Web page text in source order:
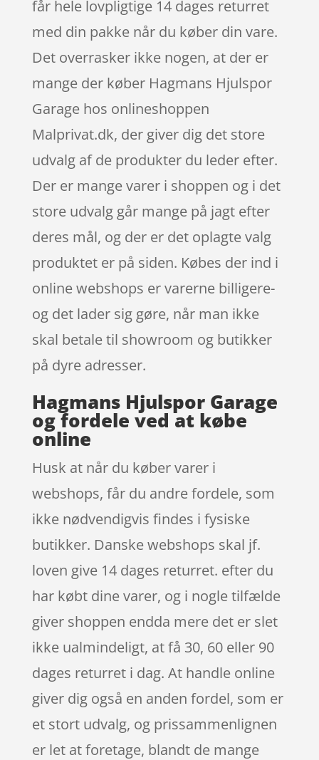
får hele lovpligtige 14 dages returret
med din pakke når du køber din vare.
Det overrasker ikke nogen, at der er
mange der køber Hagmans Hjulspor
Garage hos onlineshoppen
Malprivat.dk, der giver dig det store
udvalg af de produkter du leder efter.
Der er mange varer i shoppen og i det
store udvalg går mange på jagt efter
deres mål, og der er det oplagte valg
produktet er på siden. Købes der ind i
online webshops er varerne billigere-
og det lader sig gøre, når man ikke
skal betale til showroom og butikker
på dyre adresser.
Hagmans Hjulspor Garage
og fordele ved at købe
online
Husk at når du køber varer i
webshops, får du andre fordele, som
ikke nødvendigvis findes i fysiske
butikker. Danske webshops skal jf.
loven give 14 dages returret. efter du
har købt dine varer, og i nogle tilfælde
giver shoppen endda mere det er slet
ikke ualmindeligt, at få 30, 60 eller 90
dages returret i dag. At handle online
giver dig også en anden fordel, som er
et stort udvalg, og prissammenlignen
er let at foretage, blandt de mange